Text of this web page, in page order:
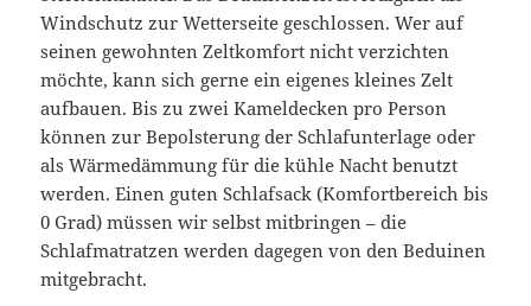
Windschutz zur Wetterseite geschlossen. Wer auf
seinen gewohnten Zeltkomfort nicht verzichten
möchte, kann sich gerne ein eigenes kleines Zelt
aufbauen. Bis zu zwei Kameldecken pro Person
können zur Bepolsterung der Schlafunterlage oder
als Wärmedämmung für die kühle Nacht benutzt
werden. Einen guten Schlafsack (Komfortbereich bis
0 Grad) müssen wir selbst mitbringen – die
Schlafmatratzen werden dagegen von den Beduinen
mitgebracht.